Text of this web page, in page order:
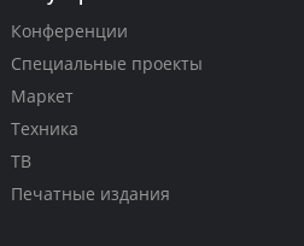
Конференции
Специальные проекты
Маркет
Техника
ТВ
Печатные издания